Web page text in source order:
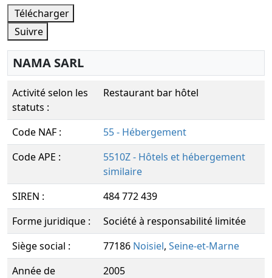
Télécharger
Suivre
NAMA SARL
Activité selon les
statuts :
Restaurant bar hôtel
Code NAF :
55 - Hébergement
Code APE :
5510Z - Hôtels et hébergement
similaire
SIREN :
484 772 439
Forme juridique :
Société à responsabilité limitée
Siège social :
77186 Noisiel, Seine-et-Marne
Année de
2005